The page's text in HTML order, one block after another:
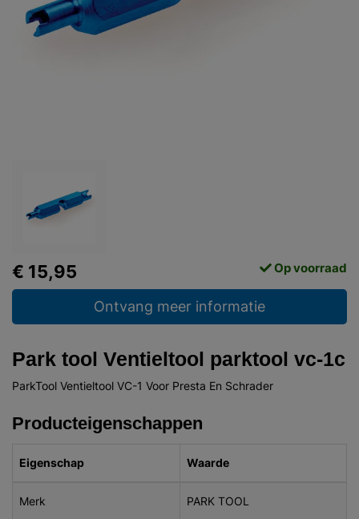
€ 15,95 Op voorraad
Ontvang meer informatie
Park tool Ventieltool parktool vc-1c
ParkTool Ventieltool VC-1 Voor Presta En Schrader
Producteigenschappen
Eigenschap Waarde
Merk PARK TOOL